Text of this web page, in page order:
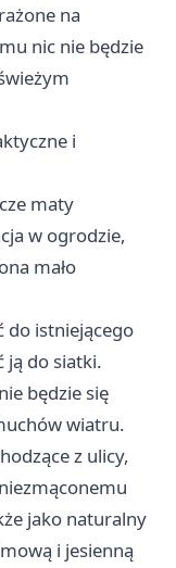
na
nic nie będzie
i
maty
w ogrodzie,
mało
do istniejącego
ją do siatki.
będzie się
wiatru.
z ulicy,
jako naturalny
i jesienną